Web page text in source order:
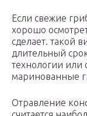
Если свежие
хорошо
сделает. такой
длительный
технологии или
маринованные
Отравление